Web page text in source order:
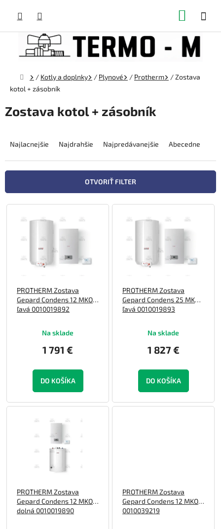
obsah
Domov
/ Kotly a doplnky / Plynové / Protherm /Zostava
kotol + zásobník
Zostava kotol + zásobník
e
n
e
p
Najlacnejšie Najdrahšie Najpredávanejšie Abecedne
OTVORIŤ FILTER
V
PROTHERM Zostava
Gepard Condens 12 MKO
ľavá 0010019892
Na sklade
1 791 €
DO KOŠÍKA
PROTHERM Zostava
Gepard Condens 25 MKO
ľavá 0010019893
Na sklade
1 827 €
DO KOŠÍKA
PROTHERM Zostava
Gepard Condens 12 MKO
dolná 0010019890
PROTHERM Zostava
Gepard Condens 12 MKO
0010039219